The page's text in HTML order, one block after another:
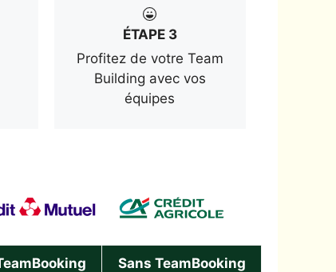
ÉTAPE 3
Profitez de votre Team
Building avec vos
équipes
Sans TeamBooking